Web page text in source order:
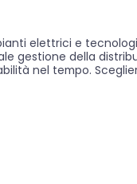
elettrici e
della
nel tempo.